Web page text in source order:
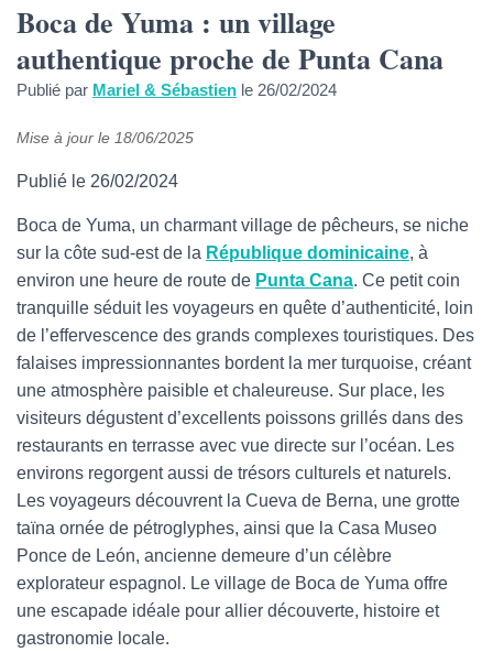
Boca de Yuma : un village
authentique proche de Punta Cana
Publié par Mariel & Sébastien le 26/02/2024
Mise à jour le 18/06/2025
Publié le 26/02/2024
Boca de Yuma, un charmant village de pêcheurs, se niche
sur la côte sud-est de la République dominicaine, à
environ une heure de route de Punta Cana. Ce petit coin
tranquille séduit les voyageurs en quête d’authenticité, loin
de l’effervescence des grands complexes touristiques. Des
falaises impressionnantes bordent la mer turquoise, créant
une atmosphère paisible et chaleureuse. Sur place, les
visiteurs dégustent d’excellents poissons grillés dans des
restaurants en terrasse avec vue directe sur l’océan. Les
environs regorgent aussi de trésors culturels et naturels.
Les voyageurs découvrent la Cueva de Berna, une grotte
taïna ornée de pétroglyphes, ainsi que la Casa Museo
Ponce de León, ancienne demeure d’un célèbre
explorateur espagnol. Le village de Boca de Yuma offre
une escapade idéale pour allier découverte, histoire et
gastronomie locale.